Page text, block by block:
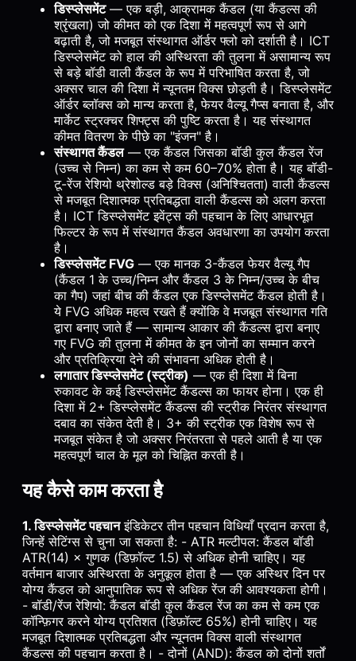
डिस्प्लेसमेंट— एक बड़ी, आक्रामक कैंडल (या कैंडल्स की
श्रृंखला) जो कीमत को एक दिशा में महत्वपूर्ण रूप से आगे
बढ़ाती है, जो मजबूत संस्थागत ऑर्डर फ्लो को दर्शाती है। ICT
डिस्प्लेसमेंट को हाल की अस्थिरता की तुलना में असामान्य रूप
से बड़े बॉडी वाली कैंडल के रूप में परिभाषित करता है, जो
अक्सर चाल की दिशा में न्यूनतम विक्स छोड़ती है। डिस्प्लेसमेंट
ऑर्डर ब्लॉक्स को मान्य करता है, फेयर वैल्यू गैप्स बनाता है, और
मार्केट स्ट्रक्चर शिफ्ट्स की पुष्टि करता है। यह संस्थागत
कीमत वितरण के पीछे का "इंजन" है।
संस्थागत कैंडल— एक कैंडल जिसका बॉडी कुल कैंडल रेंज
(उच्च से निम्न) का कम से कम 60–70% होता है। यह बॉडी-
टू-रेंज रेशियो थ्रेशोल्ड बड़े विक्स (अनिश्चितता) वाली कैंडल्स
से मजबूत दिशात्मक प्रतिबद्धता वाली कैंडल्स को अलग करता
है। ICT डिस्प्लेसमेंट इवेंट्स की पहचान के लिए आधारभूत
फिल्टर के रूप में संस्थागत कैंडल अवधारणा का उपयोग करता
है।
डिस्प्लेसमेंट FVG — एक मानक 3-कैंडल फेयर वैल्यू गैप
(कैंडल 1 के उच्च/निम्न और कैंडल 3 के निम्न/उच्च के बीच
का गैप) जहां बीच की कैंडल एक डिस्प्लेसमेंट कैंडल होती है।
ये FVG अधिक महत्व रखते हैं क्योंकि वे मजबूत संस्थागत गति
द्वारा बनाए जाते हैं — सामान्य आकार की कैंडल्स द्वारा बनाए
गए FVG की तुलना में कीमत के इन जोनों का सम्मान करने
और प्रतिक्रिया देने की संभावना अधिक होती है।
लगातार डिस्प्लेसमेंट (स्ट्रीक) — एक ही दिशा में बिना
रुकावट के कई डिस्प्लेसमेंट कैंडल्स का फायर होना। एक ही
दिशा में 2+ डिस्प्लेसमेंट कैंडल्स की स्ट्रीक निरंतर संस्थागत
दबाव का संकेत देती है। 3+ की स्ट्रीक एक विशेष रूप से
मजबूत संकेत है जो अक्सर निरंतरता से पहले आती है या एक
महत्वपूर्ण चाल के मूल को चिह्नित करती है।
यह कैसे काम करता है
1. डिस्प्लेसमेंट पहचानइंडिकेटर तीन पहचान विधियाँ प्रदान करता है,
जिन्हें सेटिंग्स से चुना जा सकता है: - ATR मल्टीपल: कैंडल बॉडी
ATR(14) × गुणक (डिफ़ॉल्ट 1.5) से अधिक होनी चाहिए। यह
वर्तमान बाजार अस्थिरता के अनुकूल होता है — एक अस्थिर दिन पर
योग्य कैंडल को आनुपातिक रूप से अधिक रेंज की आवश्यकता होगी।
- बॉडी/रेंज रेशियो: कैंडल बॉडी कुल कैंडल रेंज का कम से कम एक
कॉन्फ़िगर करने योग्य प्रतिशत (डिफ़ॉल्ट 65%) होनी चाहिए। यह
मजबूत दिशात्मक प्रतिबद्धता और न्यूनतम विक्स वाली संस्थागत
कैंडल्स की पहचान करता है। - दोनों (AND): कैंडल को दोनों शर्तों